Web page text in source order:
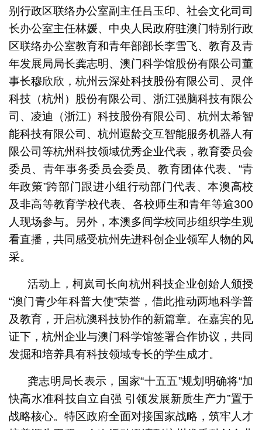
别行政区联络办公室副主任吕玉印、社会文化司司
长办公室主任林媛、中央人民政府驻澳门特别行政
区联络办公室教育和青年部部长李雪飞、教育及青
年发展局局长龚志明、澳门科学馆股份有限公司董
事长穆欣欣，杭州云深处科技股份有限公司、灵伴
科技（杭州）股份有限公司、浙江强脑科技有限公
司、凌迪（浙江）科技股份有限公司、杭州太希智
能科技有限公司、杭州遐龄交互智能服务机器人有
限公司等杭州科技领域优秀企业代表，教育委员会
委员、青年事务委员会委员、教育团体代表、“青
年政策”跨部门跟进小组行动部门代表、本澳高校
及非高等教育学校代表、各校师生和青年等逾300
人现场参与。另外，本澳多间学校同步组织学生观
看直播，共同感受杭州先进科创企业领军人物的风
采。
活动上，柯岚司长向杭州科技企业创始人颁授
“澳门青少年科普大使”荣誉，借此推动两地科学普
及教育，开启杭澳科技协作的新篇章。在嘉宾的见
证下，杭州企业与澳门科学馆签署合作协议，共同
发掘和培养具有科技领域专长的学生成才。
龚志明局长表示，国家“十五五”规划明确将“加
快高水准科技自立自强 引领发展新质生产力”置于
战略核心。特区政府全面对接国家战略，筑牢人才